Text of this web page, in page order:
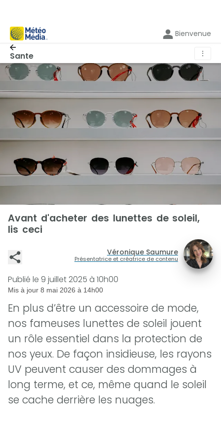
Bienvenue
Sante ⋮
Avant d'acheter des lunettes de soleil,
lis ceci
Véronique Saumure
Présentatrice et créatrice de contenu
Publié le 9 juillet 2025 à 10h00
Mis à jour 8 mai 2026 à 14h00
En plus d’être un accessoire de mode,
nos fameuses lunettes de soleil jouent
un rôle essentiel dans la protection de
nos yeux. De façon insidieuse, les rayons
UV peuvent causer des dommages à
long terme, et ce, même quand le soleil
se cache derrière les nuages.